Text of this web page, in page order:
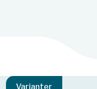
Varianter